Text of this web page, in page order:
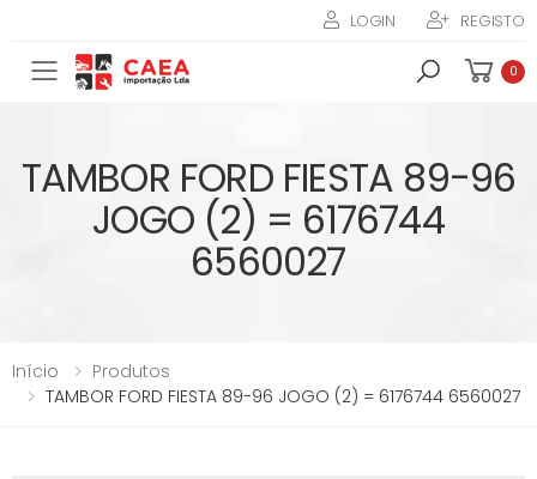
LOGIN REGISTO
Toggle mobile menu 0
TAMBOR FORD FIESTA 89-96
JOGO (2) = 6176744
6560027
Início
Produtos
TAMBOR FORD FIESTA 89-96 JOGO (2) = 6176744 6560027